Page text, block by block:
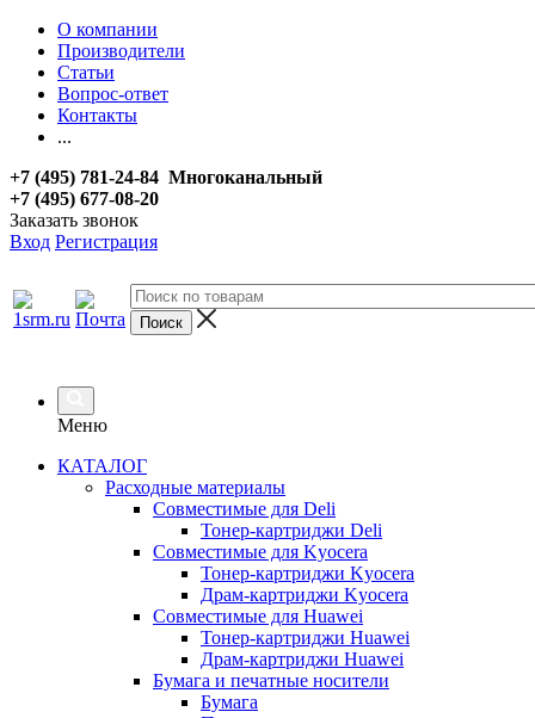
О компании
Производители
Статьи
Вопрос-ответ
Контакты
...
+7 (495) 781-24-84 Многоканальный
+7 (495) 677-08-20
Заказать звонок
Вход Регистрация
Меню
КАТАЛОГ
Расходные материалы
Совместимые для Deli
Тонер-картриджи Deli
Совместимые для Kyocera
Тонер-картриджи Kyocera
Драм-картриджи Kyocera
Совместимые для Huawei
Тонер-картриджи Huawei
Драм-картриджи Huawei
Бумага и печатные носители
Бумага